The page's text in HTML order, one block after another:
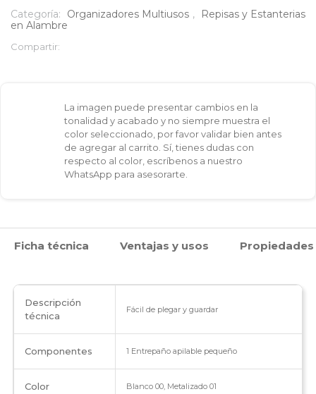
pequeño
Categoría: Organizadores Multiusos ,
Repisas y Estanterias
en Alambre
Compartir:
La imagen puede presentar cambios en la
tonalidad y acabado y no siempre muestra el
color seleccionado, por favor validar bien antes
de agregar al carrito. Sí, tienes dudas con
respecto al color, escríbenos a nuestro
WhatsApp para asesorarte.
Ficha técnica Ventajas y usos Propiedades
Descripción
técnica
Fácil de plegar y guardar
Componentes 1 Entrepaño apilable pequeño
Color Blanco 00, Metalizado 01